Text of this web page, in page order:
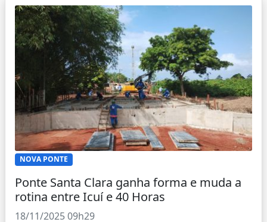
NOVA PONTE
Ponte Santa Clara ganha forma e muda a
rotina entre Icuí e 40 Horas
18/11/2025 09h29